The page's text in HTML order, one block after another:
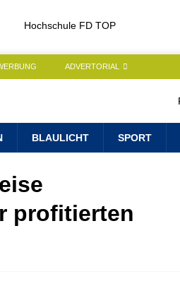
ADVERTORIAL
BLAULICHT SPORT
profitierten